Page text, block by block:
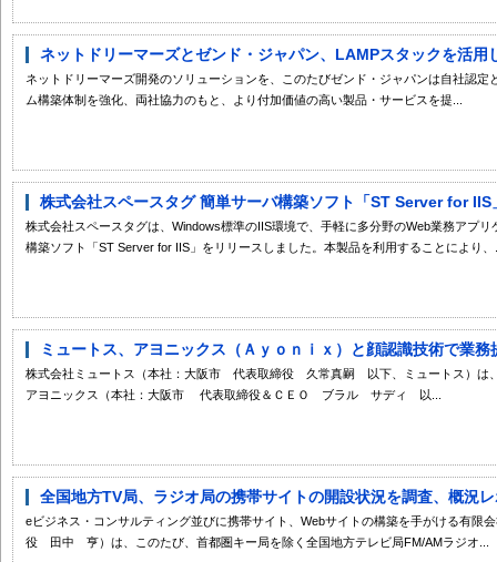
ネットドリーマーズとゼンド・ジャパン、LAMPスタックを活用
ネットドリーマーズ開発のソリューションを、このたびゼンド・ジャパンは自社認定
ム構築体制を強化、両社協力のもと、より付加価値の高い製品・サービスを提...
株式会社スペースタグ 簡単サーバ構築ソフト「ST Server for IIS
株式会社スペースタグは、Windows標準のIIS環境で、手軽に多分野のWeb業務アプ
構築ソフト「ST Server for IIS」をリリースしました。本製品を利用することにより、
ミュートス、アヨニックス（Ａｙｏｎｉｘ）と顔認識技術で業務
株式会社ミュートス（本社：大阪市 代表取締役 久常真嗣 以下、ミュートス）は
アヨニックス（本社：大阪市 代表取締役＆ＣＥＯ ブラル サディ 以...
全国地方TV局、ラジオ局の携帯サイトの開設状況を調査、概況
eビジネス・コンサルティング並びに携帯サイト、Webサイトの構築を手がける有
役 田中 亨）は、このたび、首都圏キー局を除く全国地方テレビ局FM/AMラジオ...